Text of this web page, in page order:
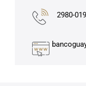
2980-019